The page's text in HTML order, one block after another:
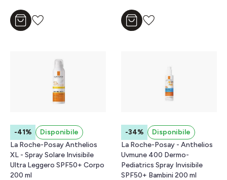
Aggiungi al carrello Aggiungi al carrello
-41%
Disponibile
La Roche-Posay Anthelios
XL - Spray Solare Invisibile
Ultra Leggero SPF50+ Corpo
200 ml
-34%
Disponibile
La Roche-Posay - Anthelios
Uvmune 400 Dermo-
Pediatrics Spray Invisibile
SPF50+ Bambini 200 ml